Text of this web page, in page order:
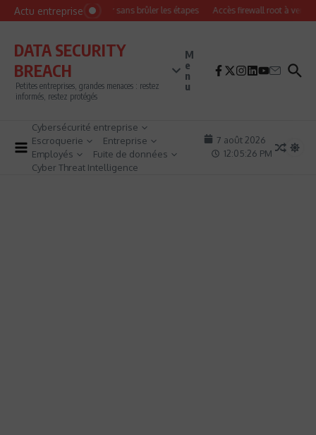
Aller au contenu
Actu entreprise
Comment devenir pentester sans brûler les étapes Accès firewall root à vendre !
DATA SECURITY
BREACH
Petites entreprises, grandes menaces : restez
informés, restez protégés
M
e
n
u
Cybersécurité entreprise
Escroquerie
Entreprise
Employés
Fuite de données
Cyber Threat Intelligence
7 août 2026
12:05:27 PM